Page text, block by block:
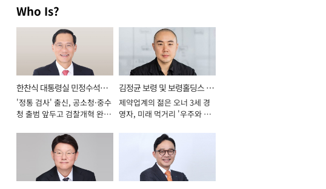
Who Is?
한찬식 대통령실 민정수석비
서관
'정통 검사' 출신, 공소청·중수
청 출범 앞두고 검찰개혁 완수
김정균 보령 및 보령홀딩스 대
표이사 사장
제약업계의 젊은 오너 3세 경
영자, 미래 먹거리 '우주와 헬